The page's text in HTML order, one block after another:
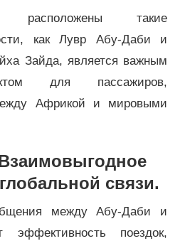
такие
как Лувр Абу-Даби и
Зайда, является важным
для пассажиров,
Африкой и мировыми
связи.
между Абу-Даби и
эффективность поездок,